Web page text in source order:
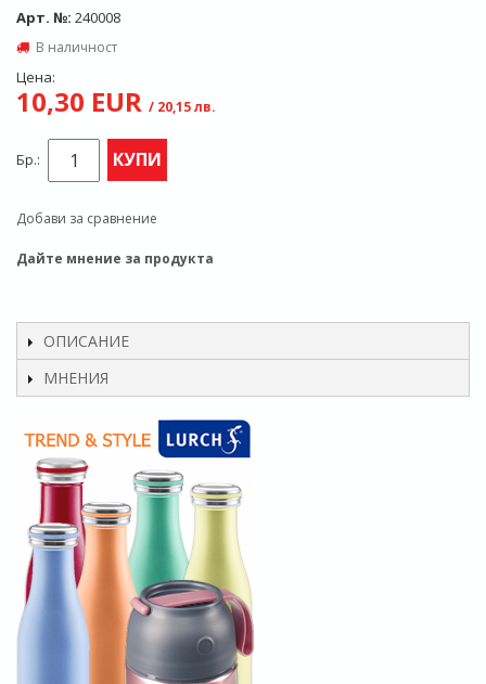
Арт. №: 240008
В наличност
Цена:
10,30 EUR / 20,15 лв.
Бр.: КУПИ
Добави за сравнение
Дайте мнение за продукта
ОПИСАНИЕ
МНЕНИЯ